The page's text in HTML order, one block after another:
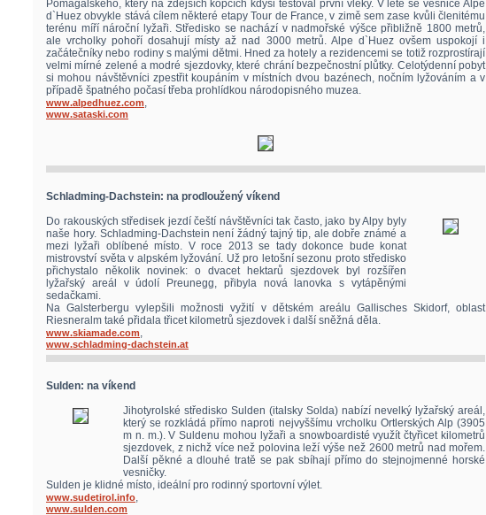
Pomagalského, který na zdejších kopcích kdysi testoval první vleky. V létě se vesnice Alpe
d`Huez obvykle stává cílem některé etapy Tour de France, v zimě sem zase kvůli členitému
terénu míří nároční lyžaři. Středisko se nachází v nadmořské výšce přibližně 1800 metrů,
ale vrcholky pohoří dosahují místy až nad 3000 metrů. Alpe d`Huez ovšem uspokojí i
začátečníky nebo rodiny s malými dětmi. Hned za hotely a rezidencemi se totiž rozprostírají
velmi mírné zelené a modré sjezdovky, které chrání bezpečnostní plůtky. Celotýdenní pobyt
si mohou návštěvníci zpestřit koupáním v místních dvou bazénech, nočním lyžováním a v
případě špatného počasí třeba prohlídkou národopisného muzea.
www.alpedhuez.com,
www.sataski.com
Schladming-Dachstein: na prodloužený víkend
Do rakouských středisek jezdí čeští návštěvníci tak často, jako by Alpy byly
naše hory. Schladming-Dachstein není žádný tajný tip, ale dobře známé a
mezi lyžaři oblíbené místo. V roce 2013 se tady dokonce bude konat
mistrovství světa v alpském lyžování. Už pro letošní sezonu proto středisko
přichystalo několik novinek: o dvacet hektarů sjezdovek byl rozšířen
lyžařský areál v údolí Preunegg, přibyla nová lanovka s vytápěnými
sedačkami.
Na Galsterbergu vylepšili možnosti vyžití v dětském areálu Gallisches Skidorf, oblast
Riesneralm také přidala třicet kilometrů sjezdovek i další sněžná děla.
www.skiamade.com,
www.schladming-dachstein.at
Sulden: na víkend
Jihotyrolské středisko Sulden (italsky Solda) nabízí nevelký lyžařský areál,
který se rozkládá přímo naproti nejvyššímu vrcholku Ortlerských Alp (3905
m n. m.). V Suldenu mohou lyžaři a snowboardisté využít čtyřicet kilometrů
sjezdovek, z nichž více než polovina leží výše než 2600 metrů nad mořem.
Další pěkné a dlouhé tratě se pak sbíhají přímo do stejnojmenné horské
vesničky.
Sulden je klidné místo, ideální pro rodinný sportovní výlet.
www.sudetirol.info,
www.sulden.com